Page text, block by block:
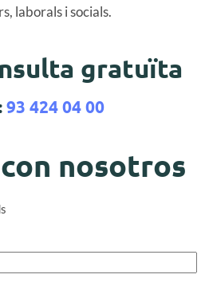
laborals i socials.
gratuïta
93 424 04 00
nosotros